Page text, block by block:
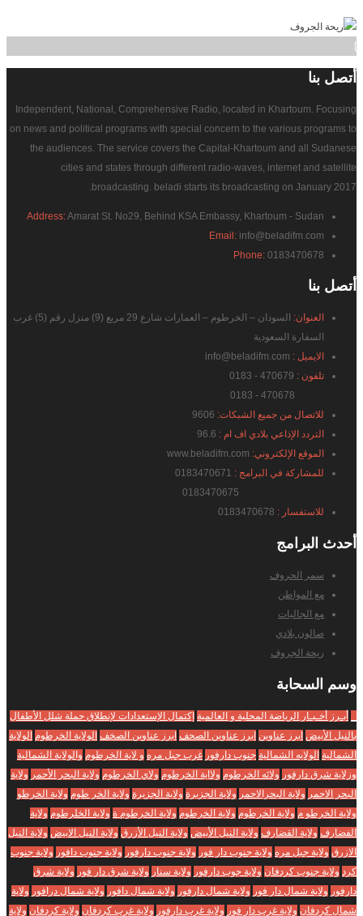
]
أتصل بنا
Independent, National, Comprehensive Radio, located in Khartoum. Focusing
on news and political programs with special concern to the various programs to
the audiences. The service covers the Capital-Khartoum and all Sudanese
cities and states through different radio-waves, internet and satellite
broadcasting. beladi starts its broadcasting on January 2017.
Address:Amarat St. No29, Behind KSA Embassy, Khartoum - Sudan
Email: info@beladifm.com
Phone: 0183470678
أتصل بنا
العنوان:
السودان – الخرطوم – العمارات شارع 29 مربع (9) منزل رقم (5) غرب
السفارة السعودية
الايميل :
تلفون :
للاتصال من جميع الشبكات:
التردد الإذاعي بلادي اف ام :
الموقع الإلكتروني:
للمشاركة في البرامج :
للاستفسار :
أحدث البرامج
سمر الحروف
مع المواطن
مع الجاليات
صالون بلادي
ريحة الجروف
وسم السحابة
أبـرز أخـبـار الرياضة المحلية و العالمية إكتمال الإستعدادات لإنطلاق حملة شلل الأطفال
بالنيل الأبيض ابرز عناوين ابرز عناوين الصحف ابرز عناوين الصخف الولاية الخرطوم الولاية
الشمالية الولايه الشمالية جنوب دارفور غرب جبل مره و لاية الخرطوم والولاية الشمالية
وزلاية شرق دارفور ولائه الخرطوم ولااية الخرطوم ولاي الخرطوم ولاية البحر الأحمر ولاية
البحر الاحمر ولاية البحرالاحمر ولاية الجزبرة ولاية الجزيرة ولاية الخر طوم ولاية الخرطو
ولاية الخرطو م ولاية الخرطوم ولاية الخرطوم ولاية الخرطوم ة ولاية الخلرطوم ولاية
الفضارف ولاية القضارف ولاية النيل الأبيض ولاية النيل الأزرق ولاية النيل الابيض ولاية النيل
الازرق ولاية جبل مره ولاية جنوب دار فور ولاية جنوب دارفور ولاية جنوب دافور ولاية جنوب
كرد ولاية جنوب كردفان ولاية جوب دارفور ولاية سنار ولاية شرق دار فور ولاية شرق
دارفور ولاية شمال دار فور ولاية شمال دارفور ولاية شمال دافور ولاية شمال درافور ولاية
شمال كردفان ولاية غرب دار فور ولاية غرب دارفور ولاية غرب كردفان ولاية كردفان ولاية